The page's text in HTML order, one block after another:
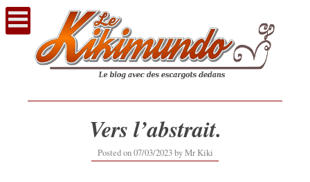
Voir
contenu
Vers l’abstrait.
Posted on07/03/202307/03/2023
byMr Kiki